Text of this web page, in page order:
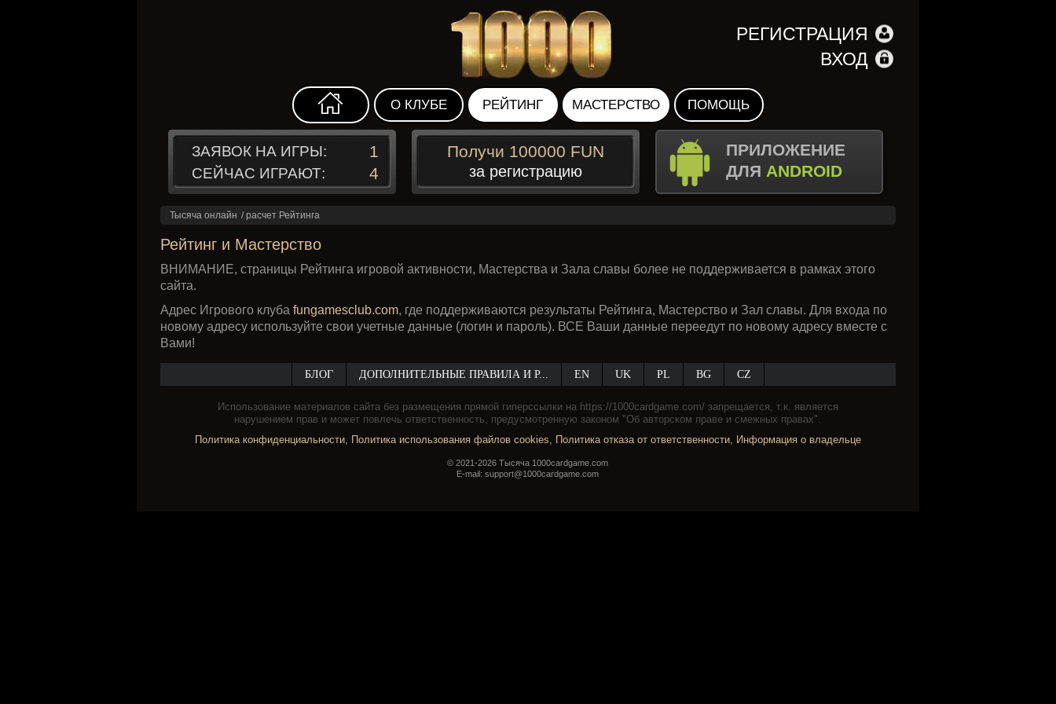
РЕГИСТРАЦИЯ
ВХОД
О КЛУБЕ РЕЙТИНГ МАСТЕРСТВО ПОМОЩЬ
ЗАЯВОК НА ИГРЫ: 1
СЕЙЧАС ИГРАЮТ: 4
Получи 100000 FUN
за регистрацию
ПРИЛОЖЕНИЕ
ДЛЯ ANDROID
Тысяча онлайн / расчет Рейтинга
Рейтинг и Мастерство
ВНИМАНИЕ, страницы Рейтинга игровой активности, Мастерства и Зала славы более не поддерживается в рамках этого
сайта.
Адрес Игрового клуба fungamesclub.com, где поддерживаются результаты Рейтинга, Мастерство и Зал славы. Для входа по
новому адресу используйте свои учетные данные (логин и пароль). ВСЕ Ваши данные переедут по новому адресу вместе с
Вами!
БЛОГ ДОПОЛНИТЕЛЬНЫЕ ПРАВИЛА И Р... EN UK PL BG CZ
Использование материалов сайта без размещения прямой гиперссылки на https://1000cardgame.com/ запрещается, т.к. является
нарушением прав и может повлечь ответственность, предусмотренную законом "Об авторском праве и смежных правах".
Политика конфиденциальности, Политика использования файлов cookies, Политика отказа от ответственности, Информация о владельце
© 2021-2026 Тысяча 1000cardgame.com
E-mail: support@1000cardgame.com